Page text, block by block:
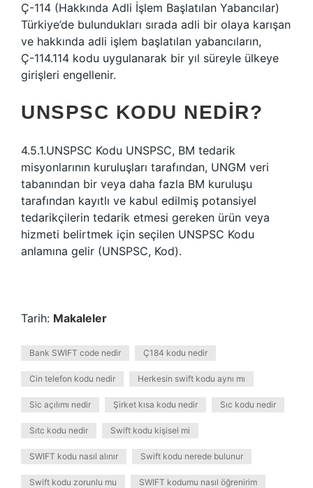
Ç-114 (Hakkında Adli İşlem Başlatılan Yabancılar)
Türkiye’de bulundukları sırada adli bir olaya karışan
ve hakkında adli işlem başlatılan yabancıların,
Ç-114.114 kodu uygulanarak bir yıl süreyle ülkeye
girişleri engellenir.
UNSPSC KODU NEDIR?
4.5.1.UNSPSC Kodu UNSPSC, BM tedarik
misyonlarının kuruluşları tarafından, UNGM veri
tabanından bir veya daha fazla BM kuruluşu
tarafından kayıtlı ve kabul edilmiş potansiyel
tedarikçilerin tedarik etmesi gereken ürün veya
hizmeti belirtmek için seçilen UNSPSC Kodu
anlamına gelir (UNSPSC, Kod).
Tarih: Makaleler
Bank SWIFT code nedir Ç184 kodu nedir
Cin telefon kodu nedir Herkesin swift kodu aynı mı
Sic açılımı nedir Şirket kısa kodu nedir Sıc kodu nedir
Sıtc kodu nedir Swift kodu kişisel mi
SWIFT kodu nasıl alınır Swift kodu nerede bulunur
Swift kodu zorunlu mu SWIFT kodumu nasıl öğrenirim